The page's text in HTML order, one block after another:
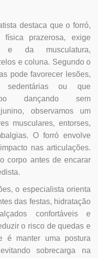
destaca que o forró,
prazerosa, exige
e da musculatura,
e coluna. Segundo o
pode favorecer lesões,
sedentárias ou que
dançando sem
observamos um
musculares, entorses,
O forró envolve
nas articulações.
corpo antes de encarar
o especialista orienta
das festas, hidratação
confortáveis e
o risco de quedas e
é manter uma postura
sobrecarga na